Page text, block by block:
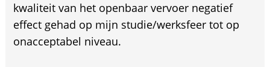
kwaliteit van het openbaar vervoer negatief
effect gehad op mijn studie/werksfeer tot op
onacceptabel niveau.